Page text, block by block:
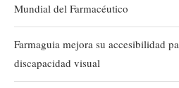
Mundial del Farmacéutico
Farmaguia mejora su accesibilidad
discapacidad visual